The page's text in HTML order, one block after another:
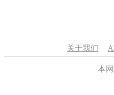
关于我们 |
本